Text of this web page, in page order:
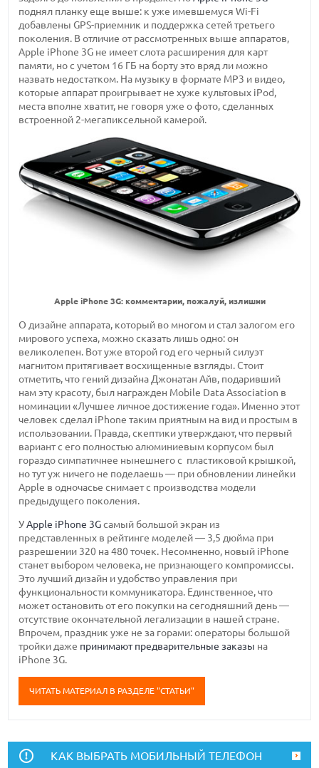
поднял планку еще выше: к уже имевшемуся Wi-Fi
добавлены GPS-приемник и поддержка сетей третьего
поколения. В отличие от рассмотренных выше аппаратов,
Apple iPhone 3G не имеет слота расширения для карт
памяти, но с учетом 16 ГБ на борту это вряд ли можно
назвать недостатком. На музыку в формате MP3 и видео,
которые аппарат проигрывает не хуже культовых iPod,
места вполне хватит, не говоря уже о фото, сделанных
встроенной 2-мегапиксельной камерой.
Apple iPhone 3G: комментарии, пожалуй, излишни
О дизайне аппарата, который во многом и стал залогом его
мирового успеха, можно сказать лишь одно: он
великолепен. Вот уже второй год его черный силуэт
магнитом притягивает восхищенные взгляды. Стоит
отметить, что гений дизайна Джонатан Айв, подаривший
нам эту красоту, был награжден Mobile Data Association в
номинации «Лучшее личное достижение года». Именно этот
человек сделал iPhone таким приятным на вид и простым в
использовании. Правда, скептики утверждают, что первый
вариант с его полностью алюминиевым корпусом был
гораздо симпатичнее нынешнего с пластиковой крышкой,
но тут уж ничего не поделаешь — при обновлении линейки
Apple в одночасье снимает с производства модели
предыдущего поколения.
УApple iPhone 3Gсамый большой экран из
представленных в рейтинге моделей — 3,5 дюйма при
разрешении 320 на 480 точек. Несомненно, новый iPhone
станет выбором человека, не признающего компромиссы.
Это лучший дизайн и удобство управления при
функциональности коммуникатора. Единственное, что
может остановить от его покупки на сегодняшний день —
отсутствие окончательной легализации в нашей стране.
Впрочем, праздник уже не за горами: операторы большой
тройки даже принимают предварительные заказы на
iPhone 3G.
ЧИТАТЬ МАТЕРИАЛ В РАЗДЕЛЕ "СТАТЬИ"
КАК ВЫБРАТЬ МОБИЛЬНЫЙ ТЕЛЕФОН